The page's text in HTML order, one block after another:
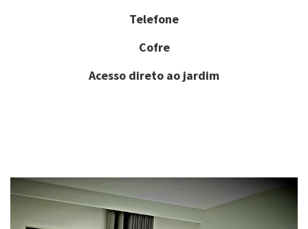
Telefone
Cofre
Acesso direto ao jardim